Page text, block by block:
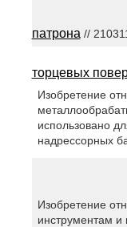
патрона //
торцевых
Изобретение
использовано
надрессорных
Изобретение
инструментам и